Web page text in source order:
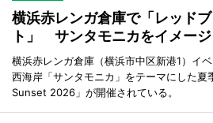
横浜赤レンガ倉庫で「レッド
ト」 サンタモニカをイメー
横浜赤レンガ倉庫（横浜市中区新港1）イ
西海岸「サンタモニカ」をテーマにした
Sunset 2026」が開催されている。